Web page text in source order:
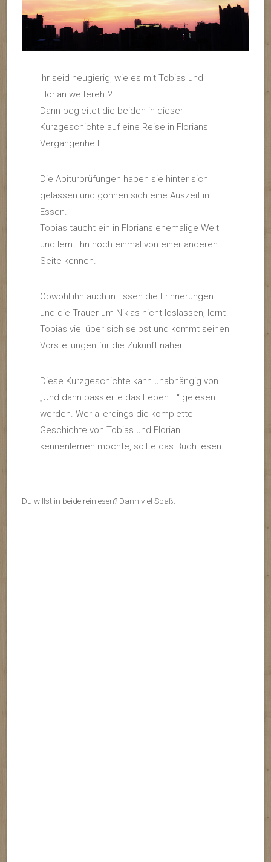
Ihr seid neugierig, wie es mit Tobias und
Florian weitereht?
Dann begleitet die beiden in dieser
Kurzgeschichte auf eine Reise in Florians
Vergangenheit.
Die Abiturprüfungen haben sie hinter sich
gelassen und gönnen sich eine Auszeit in
Essen.
Tobias taucht ein in Florians ehemalige Welt
und lernt ihn noch einmal von einer anderen
Seite kennen.
Obwohl ihn auch in Essen die Erinnerungen
und die Trauer um Niklas nicht loslassen, lernt
Tobias viel über sich selbst und kommt seinen
Vorstellungen für die Zukunft näher.
Diese Kurzgeschichte kann unabhängig von
„Und dann passierte das Leben …“ gelesen
werden. Wer allerdings die komplette
Geschichte von Tobias und Florian
kennenlernen möchte, sollte das Buch lesen.
Du willst in beide reinlesen? Dann viel Spaß.